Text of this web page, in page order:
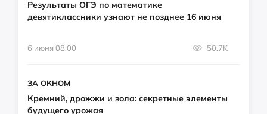
Результаты ОГЭ по математике
девятиклассники узнают не позднее 16 июня
6 июня 08:00 50.7K
ЗА ОКНОМ
Кремний, дрожжи и зола: секретные элементы
будущего урожая